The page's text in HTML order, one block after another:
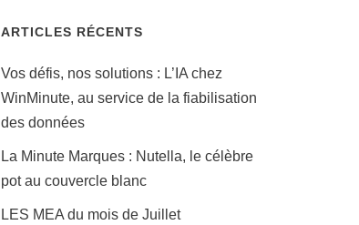
ARTICLES RÉCENTS
Vos défis, nos solutions : L’IA chez
WinMinute, au service de la fiabilisation
des données
La Minute Marques : Nutella, le célèbre
pot au couvercle blanc
LES MEA du mois de Juillet